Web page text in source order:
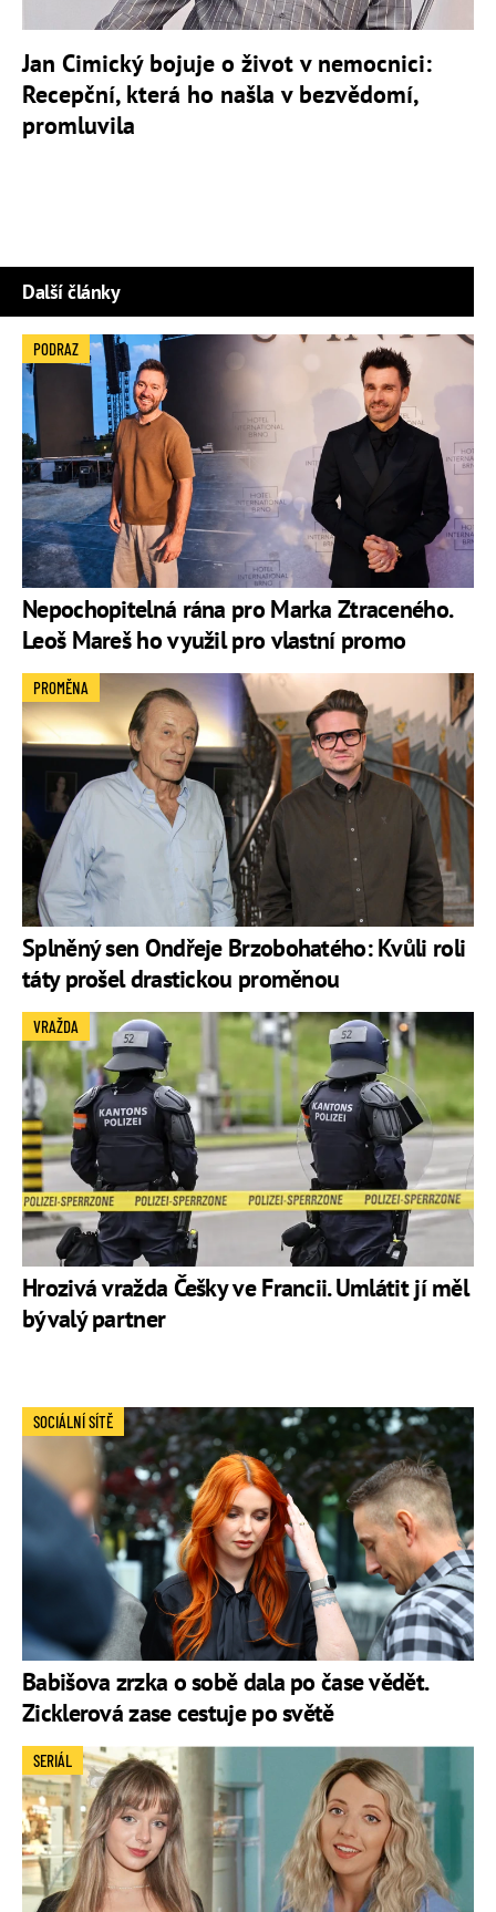
Jan Cimický bojuje o život v nemocnici:
Recepční, která ho našla v bezvědomí,
promluvila
Další články
Nepochopitelná rána pro Marka Ztraceného.
Leoš Mareš ho využil pro vlastní promo
PODRAZ
Splněný sen Ondřeje Brzobohatého: Kvůli roli
táty prošel drastickou proměnou
PROMĚNA
Hrozivá vražda Češky ve Francii. Umlátit jí měl
bývalý partner
VRAŽDA
Babišova zrzka o sobě dala po čase vědět.
Zicklerová zase cestuje po světě
SOCIÁLNÍ SÍTĚ
SERIÁL